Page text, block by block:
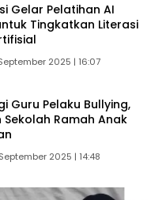
Gelar Pelatihan AI
Tingkatkan Literasi
2025 | 16:07
Guru Pelaku Bullying,
Sekolah Ramah Anak
2025 | 14:48